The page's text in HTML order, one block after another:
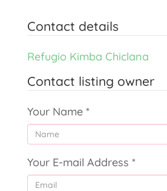
Contact details
Refugio Kimba Chiclana
Contact listing owner
Your Name *
Your E-mail Address *